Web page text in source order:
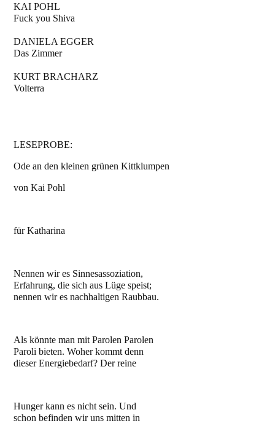
KAI POHL
Fuck you Shiva
DANIELA EGGER
Das Zimmer
KURT BRACHARZ
Volterra
LESEPROBE:
Ode an den kleinen grünen Kittklumpen
von Kai Pohl
für Katharina
Nennen wir es Sinnesassoziation,
Erfahrung, die sich aus Lüge speist;
nennen wir es nachhaltigen Raubbau.
Als könnte man mit Parolen Parolen
Paroli bieten. Woher kommt denn
dieser Energiebedarf? Der reine
Hunger kann es nicht sein. Und
schon befinden wir uns mitten in